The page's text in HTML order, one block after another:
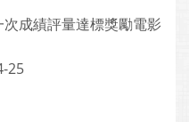
成績評量達標獎勵電影
25